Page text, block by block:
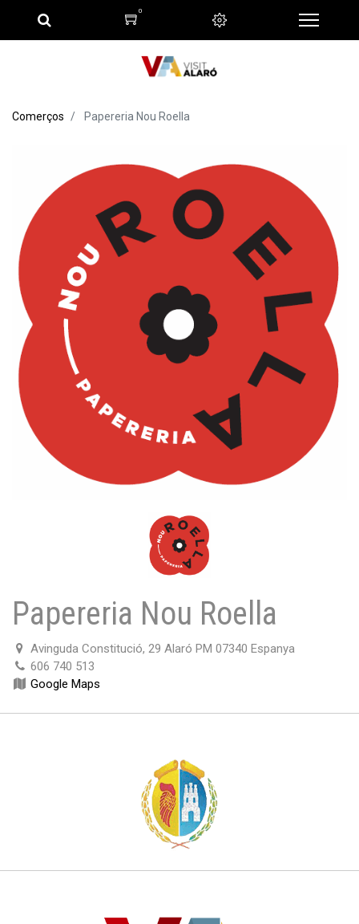
0
Comerços Papereria Nou Roella
Papereria Nou Roella
Avinguda Constitució, 29 Alaró PM 07340 Espanya
606 740 513
Google Maps